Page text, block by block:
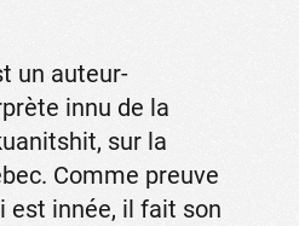
un auteur-
innu de la
sur la
Comme preuve
est innée, il fait son